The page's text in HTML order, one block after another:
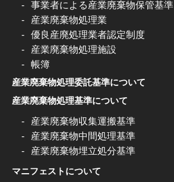
事業者による産業廃棄物保管基準
産業廃棄物処理業
優良産廃処理業者認定制度
産業廃棄物処理施設
帳簿
産業廃棄物処理委託基準について
産業廃棄物処理基準について
産業廃棄物収集運搬基準
産業廃棄物中間処理基準
産業廃棄物埋立処分基準
マニフェストについて